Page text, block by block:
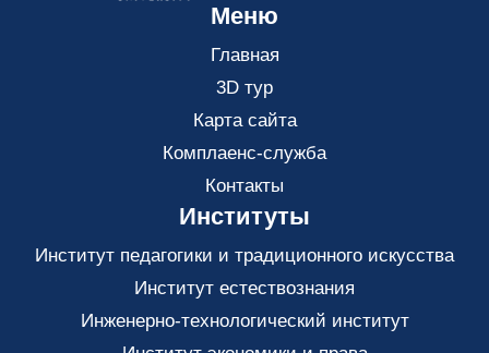
Меню
Главная
3D тур
Карта сайта
Комплаенс-служба
Контакты
Институты
Институт педагогики и традиционного искусства
Институт естествознания
Инженерно-технологический институт